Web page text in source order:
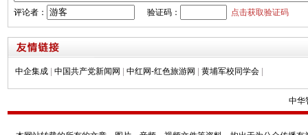
评论者： 验证码： 点击获取验证码
中企集成 中国共产党新闻网 中红网-红色旅游网 黄埔军校同学会
中华